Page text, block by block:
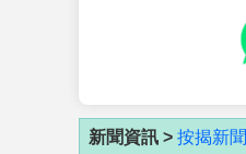
新聞資訊 > 按揭新聞